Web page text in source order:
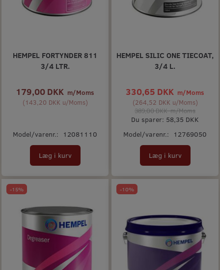
HEMPEL FORTYNDER 811
3/4 LTR.
179,00 DKK m/Moms
(143,20 DKK u/Moms)
Model/varenr.: 12081110
Læg i kurv
HEMPEL SILIC ONE TIECOAT,
3/4 L.
330,65 DKK m/Moms
(264,52 DKK u/Moms)
389,00 DKKm/Moms
Du sparer: 58,35 DKK
Model/varenr.:
12769050
Læg i kurv
-15% -10%